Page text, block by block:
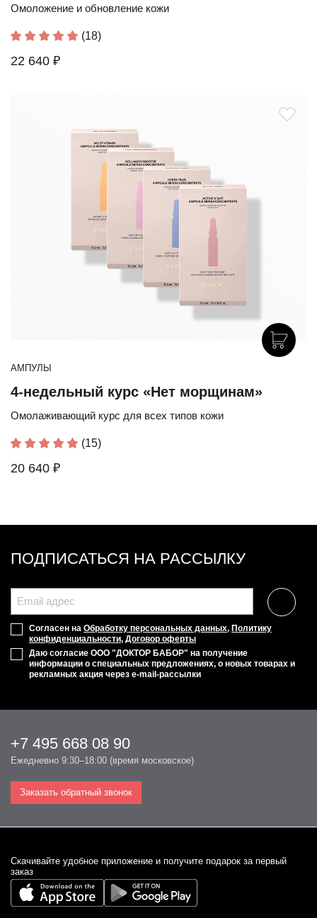
Омоложение и обновление кожи
(18)
22 640 ₽
АМПУЛЫ
4-недельный курс «Нет морщинам»
Омолаживающий курс для всех типов кожи
(15)
20 640 ₽
ПОДПИСАТЬСЯ НА РАССЫЛКУ
Согласен на Обработку персональных данных, Политику
конфиденциальности, Договор оферты
Даю согласие ООО "ДОКТОР БАБОР" на получение
информации о специальных предложениях, о новых товарах и
рекламных акция через e-mail-рассылки
+7 495 668 08 90
Ежедневно 9:30–18:00 (время московское)
Заказать обратный звонок
Cкачивайте удобное приложение и получите подарок за первый
заказ